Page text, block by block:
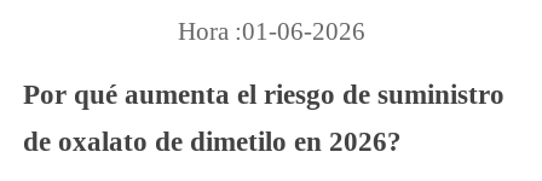
Hora :01-06-2026
Por qué aumenta el riesgo de suministro
de oxalato de dimetilo en 2026?